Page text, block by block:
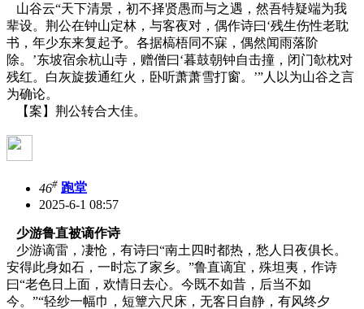
山谷云“天下清景，初不择贤愚而与之遇，然吾特疑端为我
辈设。荆公在钟山定林，与客夜对，偶作诗曰‘残生伤性老耽
书，年少东来复起予。各据槁梧同不寐，偶然闻雨落阶
除。’东坡宿余杭山寺，赠僧曰‘暮鼓朝钟自击撞，闭门欹枕对
残红。白灰旋拨通红火，卧听萧萧雪打窗。’”人以为山谷之言
为确论。
【案】荆公转合大佳。
46# 跑堂
2025-6-1 08:57
少游鲁直被谪作诗
少游谪雷，凄怆，有诗曰“南土四时都热，愁人日夜俱长。
安得此身如石，一时忘了家乡。”鲁直谪宜，殊坦夷，作诗
曰“老色日上面，欢情日去心。今既不如昔，后当不如
今。”“轻纱一幅巾，短簟六尺床，无客日自静，有风终夕